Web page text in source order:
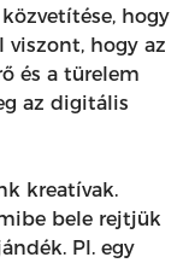
hogy
viszont, hogy az
és a türelem
az digitális
kreatívak.
bele rejtjük
Pl. egy